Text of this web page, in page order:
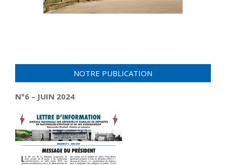
NOTRE PUBLICATION
N°6 – JUIN 2024